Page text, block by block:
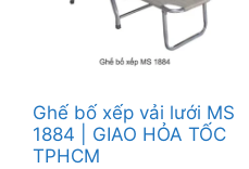
Ghế bố xếp vải lưới MS
1884 | GIAO HỎA TỐC
TPHCM